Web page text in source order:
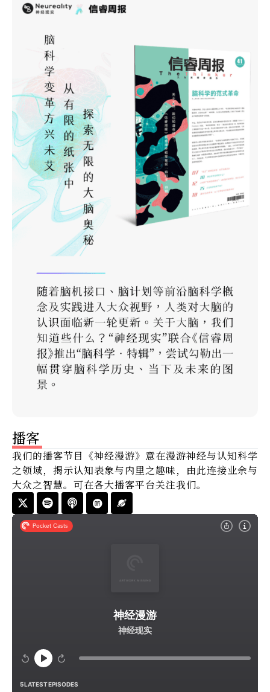
播客
我们的播客节目《神经漫游》意在漫游神经与认知科学
之领域，揭示认知表象与内里之趣味，由此连接业余与
大众之智慧。可在各大播客平台关注我们。